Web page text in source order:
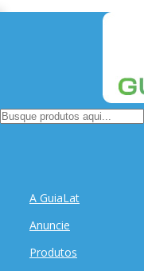
A GuiaLat
Anuncie
Produtos